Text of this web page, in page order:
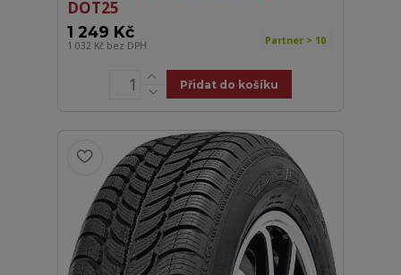
DOT25
1 249 Kč
1 032 Kč bez DPH Partner > 10
Přidat do košíku